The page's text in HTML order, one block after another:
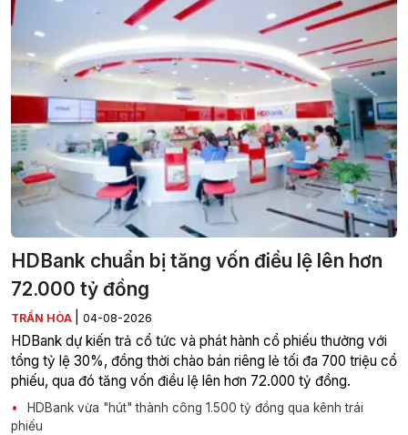
HDBank chuẩn bị tăng vốn điều lệ lên hơn
72.000 tỷ đồng
TRẦN HÒA 04-08-2026
HDBank dự kiến trả cổ tức và phát hành cổ phiếu thưởng với
tổng tỷ lệ 30%, đồng thời chào bán riêng lẻ tối đa 700 triệu cổ
phiếu, qua đó tăng vốn điều lệ lên hơn 72.000 tỷ đồng.
HDBank vừa "hút" thành công 1.500 tỷ đồng qua kênh trái
phiếu